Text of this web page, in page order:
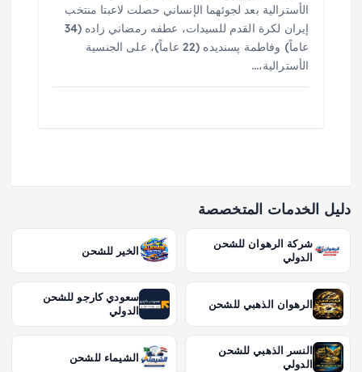
الأسترالية بعد لجوئهما الإنساني حصلت لاعبتا منتخب
إيران لكرة القدم للسيدات، عطفه رمضاني زاده (34
عاماً) وفاطمة پسنديده (22 عاماً)، على الجنسية
الأسترالية،…
دليل الخدمات المتخصصة
شركة الرهوان للشحن
الدولي
الخير للشحن
الرهوان الذهبي للشحن
سعودي كارجو للشحن
الدولي
النسر الذهبي للشحن
الدولي
الشيماء للشحن